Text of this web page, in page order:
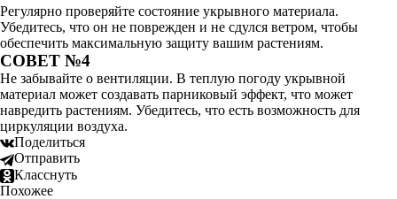
Регулярно проверяйте состояние укрывного материала.
Убедитесь, что он не поврежден и не сдулся ветром, чтобы
обеспечить максимальную защиту вашим растениям.
СОВЕТ №4
Не забывайте о вентиляции. В теплую погоду укрывной
материал может создавать парниковый эффект, что может
навредить растениям. Убедитесь, что есть возможность для
циркуляции воздуха.
Поделиться
Отправить
Класснуть
Похожее